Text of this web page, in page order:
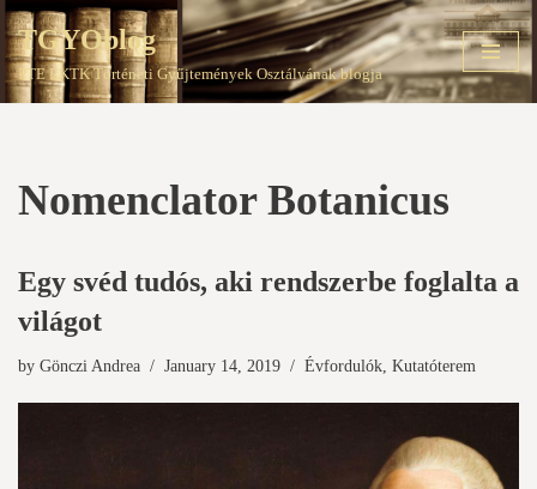
Skip
to
TGYOblog
PTE EKTK Történeti Gyűjtemények Osztályának blogja
Nomenclator Botanicus
Egy svéd tudós, aki rendszerbe foglalta a
világot
by Gönczi Andrea January 14, 2019 Évfordulók, Kutatóterem